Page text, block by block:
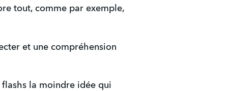
tout, comme par exemple,
et une compréhension
flashs la moindre idée qui